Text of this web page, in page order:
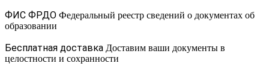
ФИС ФРДО Федеральный реестр сведений о документах об
образовании
Бесплатная доставка Доставим ваши документы в
целостности и сохранности